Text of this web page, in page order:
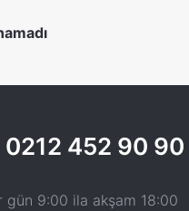
0212 452 90 90
gün 9:00 ila akşam 18:00